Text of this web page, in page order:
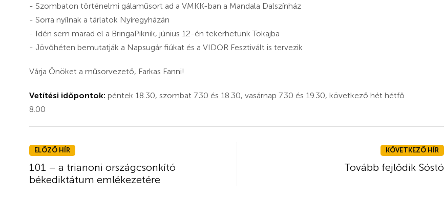
- Szombaton történelmi gálaműsort ad a VMKK-ban a Mandala Dalszínház
- Sorra nyílnak a tárlatok Nyíregyházán
- Idén sem marad el a BringaPiknik, június 12-én tekerhetünk Tokajba
- Jövőhéten bemutatják a Napsugár fiúkat és a VIDOR Fesztivált is tervezik
Várja Önöket a műsorvezető, Farkas Fanni!
Vetítési időpontok: péntek 18.30, szombat 7.30 és 18.30, vasárnap 7.30 és 19.30, következő hét hétfő
8.00
ELŐZŐ HÍR
101 – a trianoni országcsonkító
békediktátum emlékezetére
KÖVETKEZŐ HÍR
Tovább fejlődik Sóstó